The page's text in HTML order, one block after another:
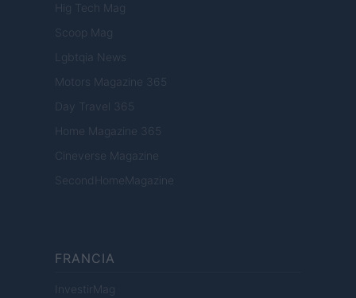
Hig Tech Mag
Scoop Mag
Lgbtqia News
Motors Magazine 365
Day Travel 365
Home Magazine 365
Cineverse Magazine
SecondHomeMagazine
FRANCIA
InvestirMag